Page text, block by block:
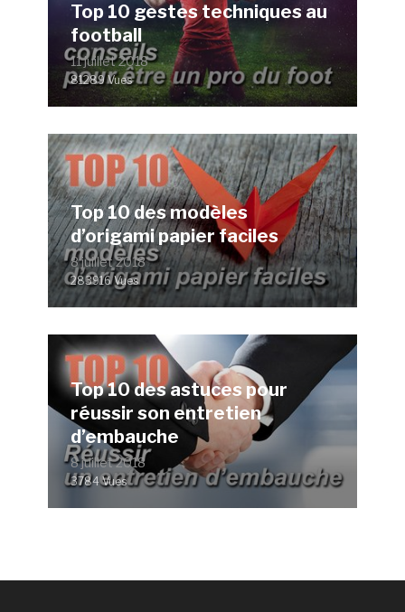
Top 10 gestes techniques au
football
11 juillet 2018
81289 Vues
Top 10 des modèles
d’origami papier faciles
8 juillet 2018
283916 Vues
Top 10 des astuces pour
réussir son entretien
d’embauche
8 juillet 2018
3784 Vues